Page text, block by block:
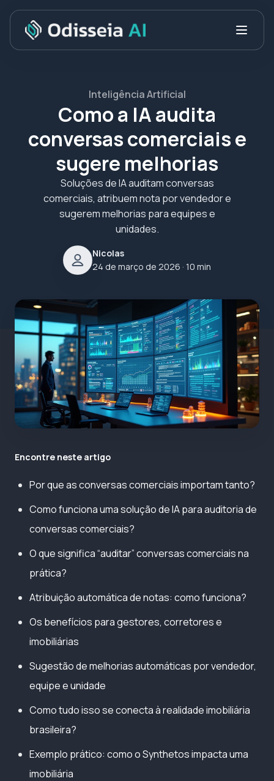
Inteligência Artificial
Como a IA audita
conversas comerciais e
sugere melhorias
Soluções de IA auditam conversas
comerciais, atribuem nota por vendedor e
sugerem melhorias para equipes e
unidades.
Nicolas
24 de março de 2026 · 10 min
Encontre neste artigo
Por que as conversas comerciais importam tanto?
Como funciona uma solução de IA para auditoria de
conversas comerciais?
O que significa “auditar” conversas comerciais na
prática?
Atribuição automática de notas: como funciona?
Os benefícios para gestores, corretores e
imobiliárias
Sugestão de melhorias automáticas por vendedor,
equipe e unidade
Como tudo isso se conecta à realidade imobiliária
brasileira?
Exemplo prático: como o Synthetos impacta uma
imobiliária